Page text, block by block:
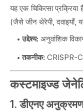
यह एक चिकित्सा
(जैसे जीन थेरेपी, दवाइयाँ,
उद्देश्य: अनुवांशिक
तकनीक: CRISPR-
कस्टमाइज्ड
1.डीएनए